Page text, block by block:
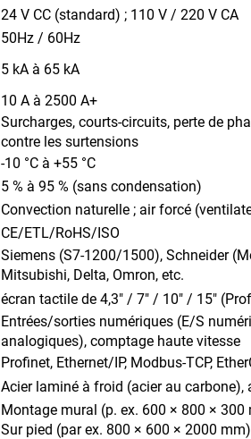
24 V CC (standard) ; 110 V / 220 V CA
50Hz / 60Hz
5 kA à 65 kA
10 A à 2500 A+
Surcharges, courts-circuits, perte de
contre les surtensions
-10 °C à +55 °C
5 % à 95 % (sans condensation)
Convection naturelle ; air forcé
CE/ETL/RoHS/ISO
Siemens (S7-1200/1500), Schneider
Mitsubishi, Delta, Omron, etc.
écran tactile de 4,3" / 7" / 10" / 15"
Entrées/sorties numériques (E/S
analogiques), comptage haute vitesse
Profinet, Ethernet/IP, Modbus-TCP,
Acier laminé à froid (acier au
Montage mural (p. ex. 600 × 800 × 300
Sur pied (par ex. 800 × 600 × 2000 mm)